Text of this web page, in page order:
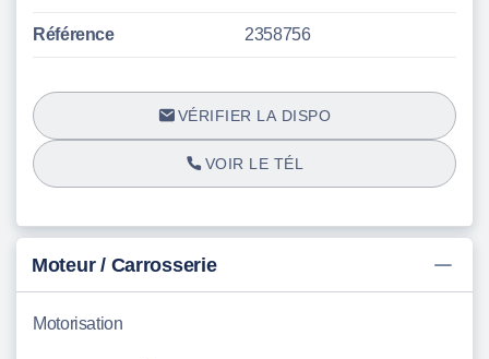
Référence 2358756
VÉRIFIER LA DISPO
VOIR LE TÉL
Moteur / Carrosserie
Motorisation